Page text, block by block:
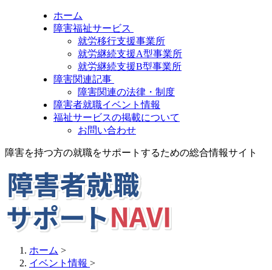
ホーム
障害福祉サービス
就労移行支援事業所
就労継続支援A型事業所
就労継続支援B型事業所
障害関連記事
障害関連の法律・制度
障害者就職イベント情報
福祉サービスの掲載について
お問い合わせ
障害を持つ方の就職をサポートするための総合情報サイト
ホーム >
イベント情報 >